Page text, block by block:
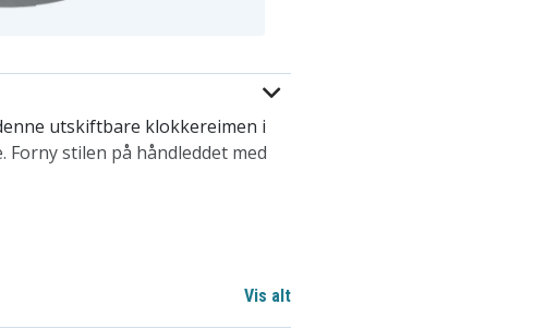
utskiftbare klokkereimen i
stilen på håndleddet med
Vis alt